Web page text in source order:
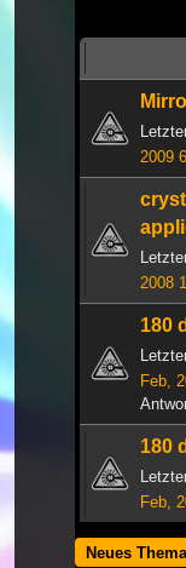
2009
2008
180
Feb,
180
Feb,
Neues Thema